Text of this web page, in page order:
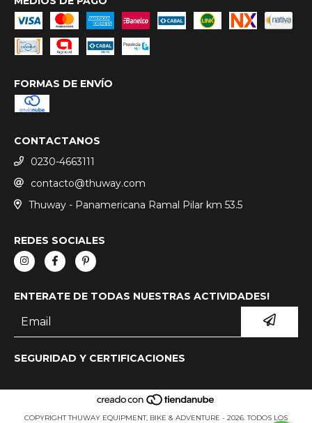
FORMAS DE ENVÍO
CONTACTANOS
0230-4663111
contacto@thuway.com
Thuway - Panamericana Ramal Pilar km 53.5
REDES SOCIALES
ENTERATE DE TODAS NUESTRAS ACTIVIDADES!
SEGURIDAD Y CERTIFICACIONES
COPYRIGHT THUWAY EQUIPMENT, BIKE & ADVENTURE - 2026. TODOS LOS